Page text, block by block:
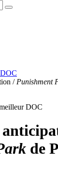
/ Punishment
DOC
de